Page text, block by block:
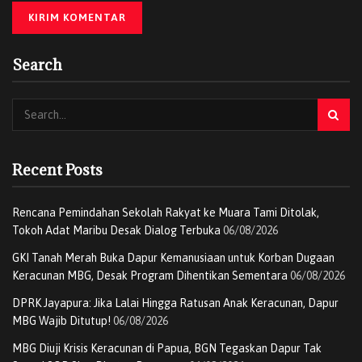
baik.
“Dengan Ditjen ini, kita bisa memantau seluruh pesantren
dalam arti positif. Pemerintah ingin memastikan semua
dakwah, dan pemberdayaan masyarakat secara optimal,”
tegasnya.
memperkuat kontribusi Kemenag dalam menciptakan
yang kuat, cerdas, dan berakhlak mulia.
“Harapan kita, Hari Santri menjadi momentum
kebangkitan semangat santri untuk menjawab tantangan
zaman,” ujar Menag.
Ke depan, lanjut Menag, sistem pendataan dan sertifikasi
pesantren akan diintensifkan agar data menjadi lebih
Search
Recent Posts
Rencana Pemindahan Sekolah Rakyat ke Muara Tami Ditolak,
Tokoh Adat Maribu Desak Dialog Terbuka 06/08/2026
GKI Tanah Merah Buka Dapur Kemanusiaan untuk Korban Dugaan
Keracunan MBG, Desak Program Dihentikan Sementara 06/08/2026
DPRK Jayapura: Jika Lalai Hingga Ratusan Anak Keracunan, Dapur
MBG Wajib Ditutup! 06/08/2026
MBG Diuji Krisis Keracunan di Papua, BGN Tegaskan Dapur Tak